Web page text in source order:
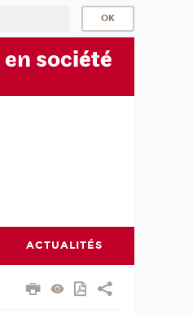
en société
ACTUALITÉS